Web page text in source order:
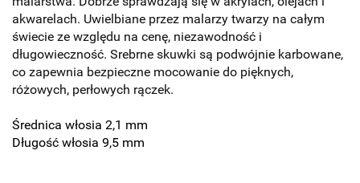
akwarelach. Uwielbiane przez malarzy twarzy na całym
świecie ze względu na cenę, niezawodność i
długowieczność. Srebrne skuwki są podwójnie karbowane,
co zapewnia bezpieczne mocowanie do pięknych,
różowych, perłowych rączek.
Średnica włosia 2,1 mm
Długość włosia 9,5 mm